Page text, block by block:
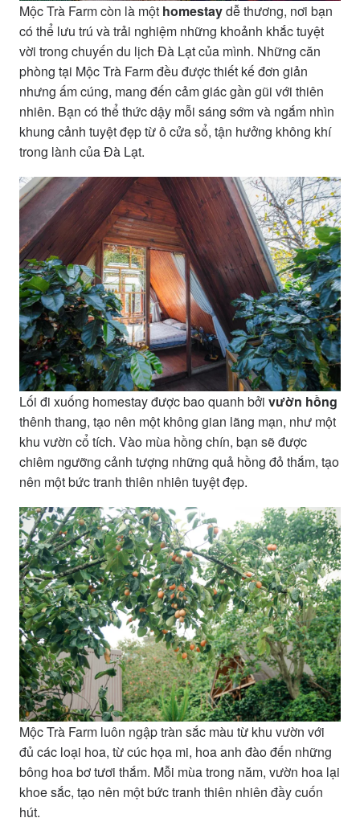
Mộc Trà Farm còn là một homestaydễ thương, nơi bạn
có thể lưu trú và trải nghiệm những khoảnh khắc tuyệt
vời trong chuyến du lịch Đà Lạt của mình. Những căn
phòng tại Mộc Trà Farm đều được thiết kế đơn giản
nhưng ấm cúng, mang đến cảm giác gần gũi với thiên
nhiên. Bạn có thể thức dậy mỗi sáng sớm và ngắm nhìn
khung cảnh tuyệt đẹp từ ô cửa sổ, tận hưởng không khí
trong lành của Đà Lạt.
Lối đi xuống homestay được bao quanh bởi vườn hồng
thênh thang, tạo nên một không gian lãng mạn, như một
khu vườn cổ tích. Vào mùa hồng chín, bạn sẽ được
chiêm ngưỡng cảnh tượng những quả hồng đỏ thắm, tạo
nên một bức tranh thiên nhiên tuyệt đẹp.
Mộc Trà Farm luôn ngập tràn sắc màu từ khu vườn với
đủ các loại hoa, từ cúc họa mi, hoa anh đào đến những
bông hoa bơ tươi thắm. Mỗi mùa trong năm, vườn hoa lại
khoe sắc, tạo nên một bức tranh thiên nhiên đầy cuốn
hút.